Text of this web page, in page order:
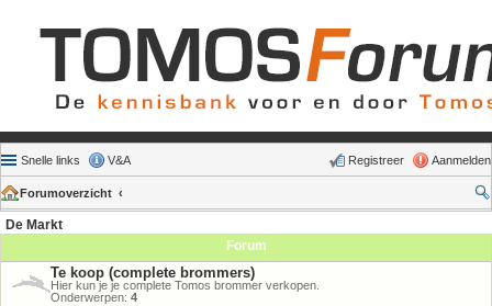
Snelle links V&A Aanmelden
Registreer
Forumoverzicht
De Markt
Forum
Te koop (complete brommers)
Hier kun je je complete Tomos brommer verkopen.
Onderwerpen: 4